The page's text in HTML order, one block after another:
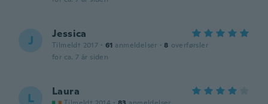
J Jessica
Tilmeldt 2017 · 61 anmeldelser · 8 overførsler
for ca. 7 år siden
L Laura